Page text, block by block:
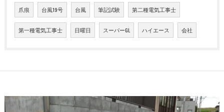
爪痕 台風19号 台風 筆記試験 第二種電気工事士
第一種電気工事士 日曜日 スーパーGL ハイエース 会社